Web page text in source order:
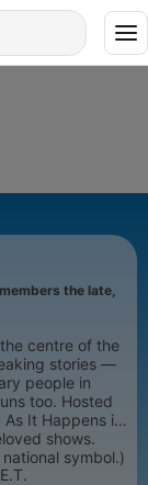
the late,
centre of the
stories —
people in
too. Hosted
It Happens is
shows.
symbol.)